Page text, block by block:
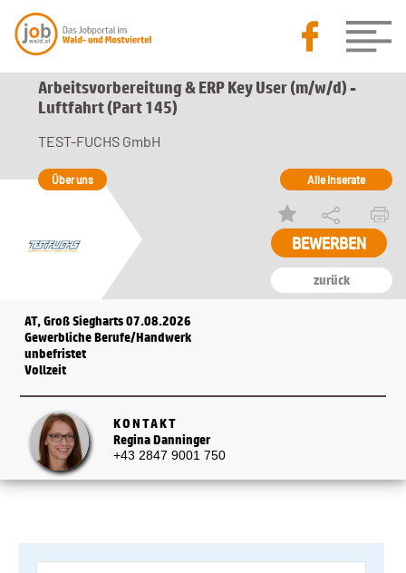
Arbeitsvorbereitung & ERP Key User (m/w/d) -
Luftfahrt (Part 145)
zurück
TEST-FUCHS GmbH
Über uns Alle Inserate
AT, Groß Siegharts 07.08.2026
Gewerbliche Berufe/Handwerk
unbefristet
Vollzeit
KONTAKT
Regina Danninger
+43 2847 9001 750